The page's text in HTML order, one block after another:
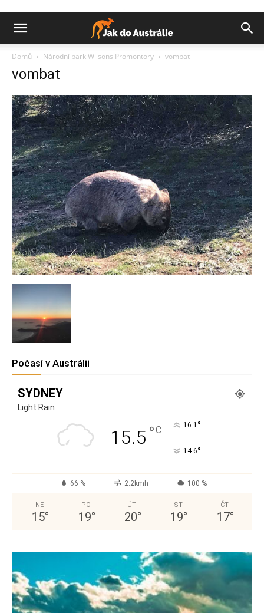
Domů Národní park Wilsons Promontory vombat
vombat
Počasí v Austrálii
SYDNEY
Light Rain
15.5 °C 16.1 °
14.6°
66 % 2.2kmh 100 %
NE
15°
PO
19°
ÚT
20°
ST
19°
ČT
17°